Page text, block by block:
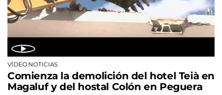
VÍDEO NOTICIAS
Comienza la demolición del hotel Teià en
Magaluf y del hostal Colón en Peguera